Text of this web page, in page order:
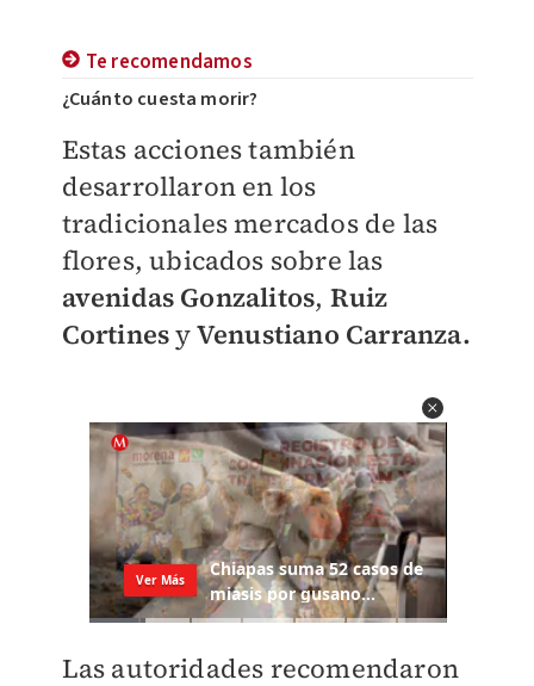
Te recomendamos
¿Cuánto cuesta morir?
Estas acciones también
desarrollaron en los
tradicionales mercados de las
flores, ubicados sobre las
avenidas Gonzalitos, Ruiz
CortinesyVenustiano Carranza.
Las autoridades recomendaron